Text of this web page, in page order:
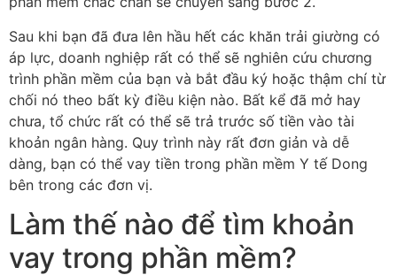
Sau khi bạn đã đưa lên hầu hết các khăn trải giường có
áp lực, doanh nghiệp rất có thể sẽ nghiên cứu chương
trình phần mềm của bạn và bắt đầu ký hoặc thậm chí từ
chối nó theo bất kỳ điều kiện nào. Bất kể đã mở hay
chưa, tổ chức rất có thể sẽ trả trước số tiền vào tài
khoản ngân hàng. Quy trình này rất đơn giản và dễ
dàng, bạn có thể vay tiền trong phần mềm Y tế Dong
bên trong các đơn vị.
Làm thế nào để tìm khoản
vay trong phần mềm?